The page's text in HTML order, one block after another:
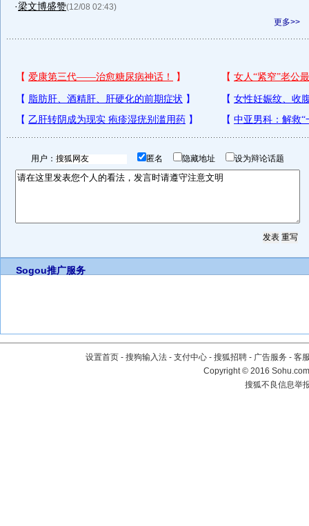
·梁文博盛赞(12/08 02:43)
更多>>
用户： 匿名 隐藏地址 设为辩论话题
Sogou推广服务
设置首页 - 搜狗输入法 - 支付中心 - 搜狐招聘 - 广告服务 - 客
Copyright©2016
搜狐不良信息举